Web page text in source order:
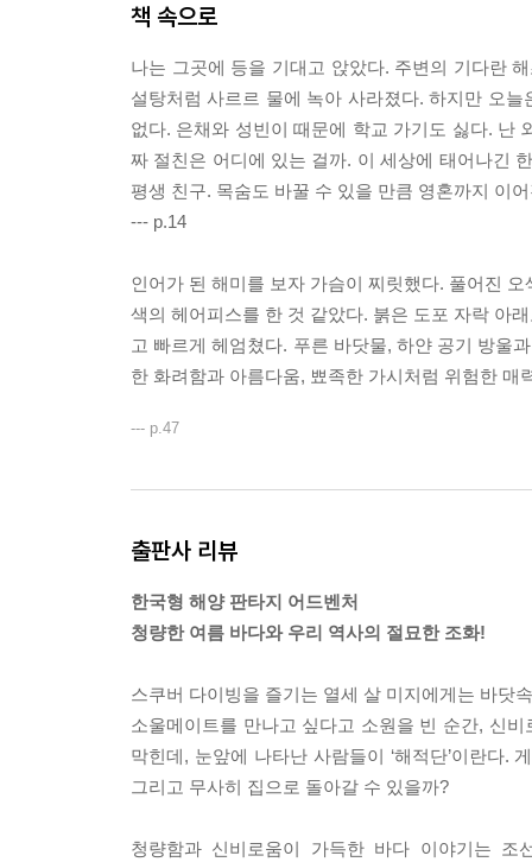
책 속으로
나는 그곳에 등을 기대고 앉았다. 주변의 기다란
설탕처럼 사르르 물에 녹아 사라졌다. 하지만 오
없다. 은채와 성빈이 때문에 학교 가기도 싫다.
짜 절친은 어디에 있는 걸까. 이 세상에 태어나긴
평생 친구. 목숨도 바꿀 수 있을 만큼 영혼까지 이어
--- p.14
인어가 된 해미를 보자 가슴이 찌릿했다. 풀어진
색의 헤어피스를 한 것 같았다. 붉은 도포 자락 아
고 빠르게 헤엄쳤다. 푸른 바닷물, 하얀 공기 방울
한 화려함과 아름다움, 뾰족한 가시처럼 위험한 매
--- p.47
출판사 리뷰
한국형 해양 판타지 어드벤처
청량한 여름 바다와 우리 역사의 절묘한 조화!
스쿠버 다이빙을 즐기는 열세 살 미지에게는 바닷
소울메이트를 만나고 싶다고 소원을 빈 순간, 신
막힌데, 눈앞에 나타난 사람들이 ‘해적단’이란다.
그리고 무사히 집으로 돌아갈 수 있을까?
청량함과 신비로움이 가득한 바다 이야기는